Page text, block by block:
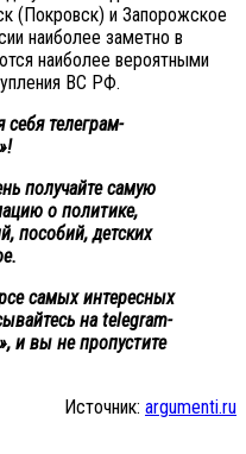
(Покровск) и Запорожское
наиболее заметно в
наиболее вероятными
ВС РФ.
себя телеграм-
получайте самую
о политике,
пособий, детских
самых интересных
на telegram-
и вы не пропустите
Источник: argumenti.ru